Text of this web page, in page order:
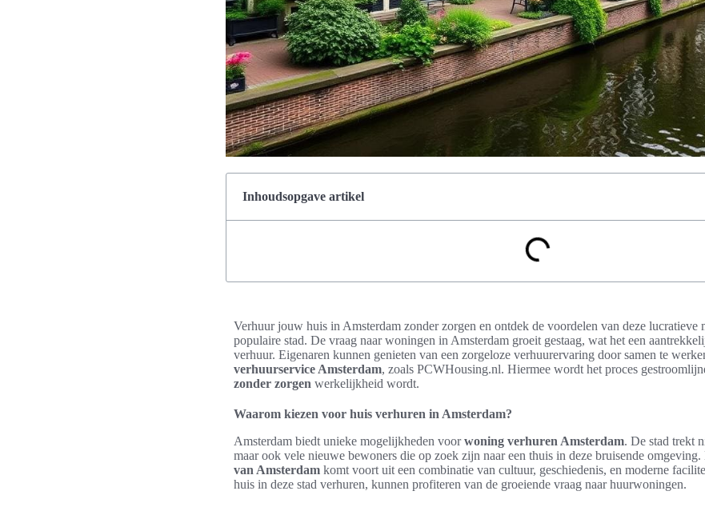
Inhoudsopgave artikel
Verhuur jouw huis in Amsterdam zonder zorgen en ontdek de voordelen van deze lucratieve
populaire stad. De vraag naar woningen in Amsterdam groeit gestaag, wat het een
verhuur. Eigenaren kunnen genieten van een zorgeloze verhuurervaring door samen te
verhuurservice Amsterdam, zoals PCWHousing.nl. Hiermee wordt het proces
zonder zorgen werkelijkheid wordt.
Waarom kiezen voor huis verhuren in Amsterdam?
Amsterdam biedt unieke mogelijkheden voorwoning verhuren Amsterdam. De stad trekt
maar ook vele nieuwe bewoners die op zoek zijn naar een thuis in deze bruisende omgeving.
van Amsterdam komt voort uit een combinatie van cultuur, geschiedenis, en moderne
huis in deze stad verhuren, kunnen profiteren van de groeiende vraag naar huurwoningen.